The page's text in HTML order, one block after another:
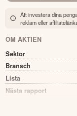
Att investera dina
reklam eller
OM AKTIEN
Sektor
Bransch
Lista
Nästa rapport